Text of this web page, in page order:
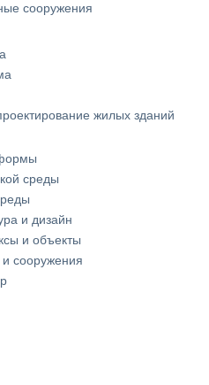
сооружения
жилых зданий
среды
и дизайн
и объекты
сооружения